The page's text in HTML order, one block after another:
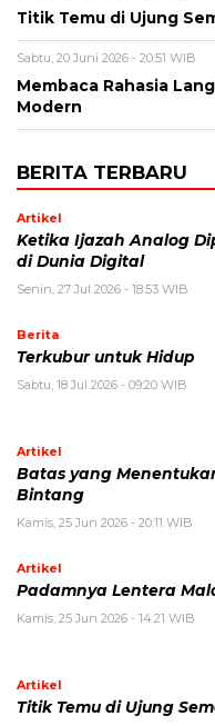
Titik Temu di Ujung
Sabtu, 20 Juni 2026 - 20:51 WIB
Membaca Rahasia
Modern
BERITA TERBARU
Artikel
Ketika Ijazah Analog
di Dunia Digital
Senin, 27 Jul 2026 - 18:53 WIB
Berita
Terkubur untuk Hidup
Sabtu, 18 Jul 2026 - 09:20 WIB
Artikel
Batas yang
Bintang
Kamis, 25 Jun 2026 - 20:11 WIB
Artikel
Padamnya Lentera
Kamis, 25 Jun 2026 - 14:21 WIB
Artikel
Titik Temu di Ujung